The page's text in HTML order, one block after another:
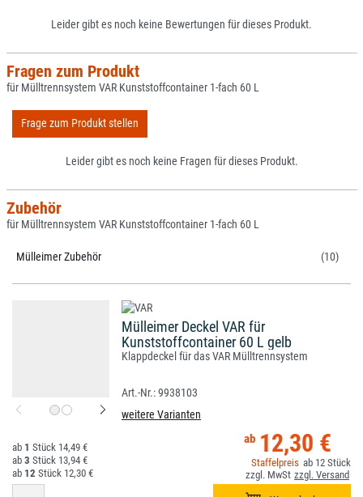
Leider gibt es noch keine Bewertungen für dieses Produkt.
Fragen zum Produkt
für Mülltrennsystem VAR Kunststoffcontainer 1-fach 60 L
Frage zum Produkt stellen
Leider gibt es noch keine Fragen für dieses Produkt.
Zubehör
für Mülltrennsystem VAR Kunststoffcontainer 1-fach 60 L
Mülleimer Zubehör (10)
Mülleimer Deckel VAR für
Kunststoffcontainer 60 L gelb
Klappdeckel für das VAR Mülltrennsystem
9938103
weitere Varianten
12,30 €
12
1
14,49 €
3
13,94 €
12
12,30 €